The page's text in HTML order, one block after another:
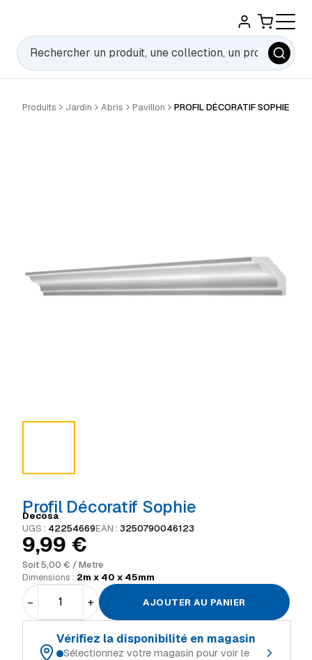
Rechercher
Produits Jardin Abris Pavillon PROFIL DÉCORATIF SOPHIE
Profil Décoratif Sophie
Decosa
UGS : 42254669EAN : 3250790046123
9,99 €
Soit5,00 € / Metre
Dimensions : 2m x 40 x 45mm
− + AJOUTER AU PANIER
Vérifiez la disponibilité en magasin
Sélectionnez votre magasin pour voir le